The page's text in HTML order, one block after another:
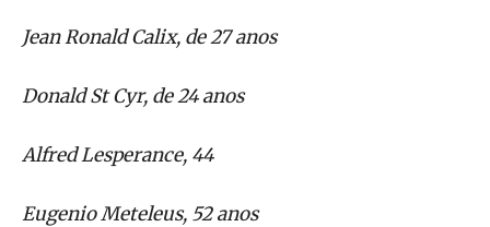
Jean Ronald Calix, de 27 anos
Donald St Cyr, de 24 anos
Alfred Lesperance, 44
Eugenio Meteleus, 52 anos